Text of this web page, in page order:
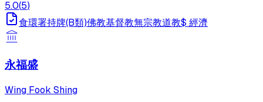
5.0(5)
食環署持牌(B類)佛教基督教無宗教道教$ 經濟
永福盛
Wing Fook Shing